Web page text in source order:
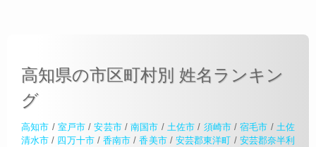
高知県の市区町村別 姓名ランキン
グ
高知市 / 室戸市 /安芸市/南国市 / 土佐市 / 須崎市/宿毛市 / 土佐
清水市 / 四万十市/ 香南市 /香美市/ 安芸郡東洋町 / 安芸郡奈半利